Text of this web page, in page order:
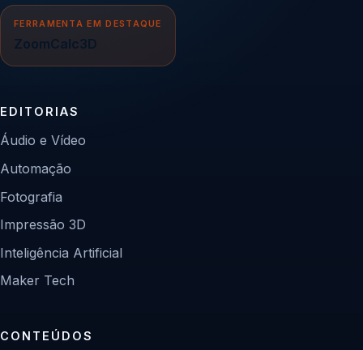
FERRAMENTA EM DESTAQUE
ZoomCalc3D
EDITORIAS
Áudio e Vídeo
Automação
Fotografia
Impressão 3D
Inteligência Artificial
Maker Tech
CONTEÚDOS